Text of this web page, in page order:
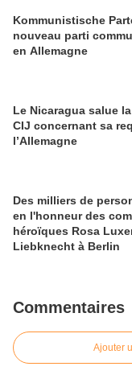
Kommunistische
nouveau parti
en Allemagne
Le Nicaragua salue
CIJ concernant sa
l’Allemagne
Des milliers de
en l'honneur des
héroïques Rosa
Liebknecht à Berlin
Commentaires
Ajouter